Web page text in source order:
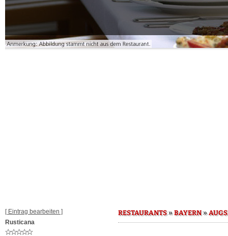
[ Eintrag bearbeiten ]
Rusticana
RESTAURANTS»BAYERN»